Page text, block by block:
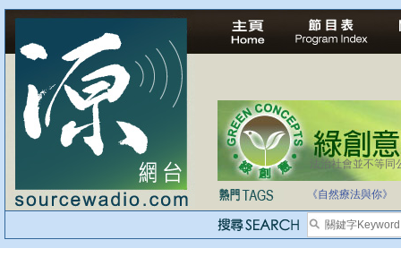
法治社會並不等同
《自然療法與你》